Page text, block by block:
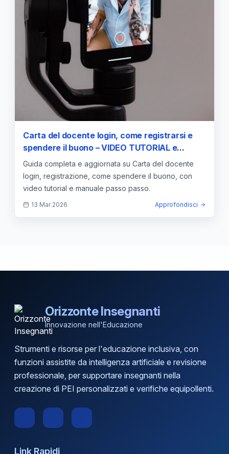
Carta del docente login, come registrarsi e
spendere il buono – VIDEO TUTORIAL e
MANUALE — approfondimento e guida
Guida completa e aggiornata su Carta del docente
login, registrazione, come spendere il buono, con
video tutorial e manuale passo passo.
13 Mar 2026 Approfondisci
Orizzonte Insegnanti
Innovazione nell'Educazione
Strumenti e risorse per l'educazione inclusiva, con
funzioni assistite da intelligenza artificiale e revisione
professionale, per supportare insegnanti nella
creazione di PEI personalizzati e verifiche equipollenti.
Link Rapidi